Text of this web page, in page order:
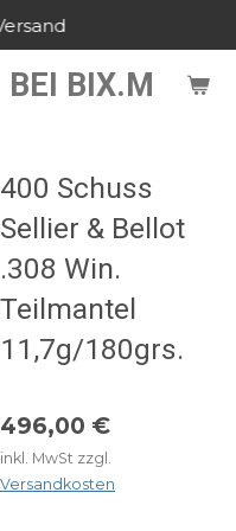
BIX.M
400 Schuss
Sellier & Bellot
.308 Win.
Teilmantel
11,7g/180grs.
496,00 €
inkl. MwSt zzgl.
Versandkosten